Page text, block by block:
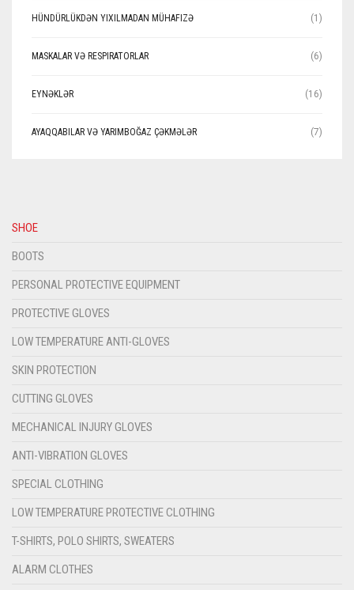
HÜNDÜRLÜKDƏN YIXILMADAN MÜHAFIZƏ (1)
MASKALAR VƏ RESPIRATORLAR (6)
EYNƏKLƏR (16)
AYAQQABILAR VƏ YARIMBOĞAZ ÇƏKMƏLƏR (7)
SHOE
BOOTS
PERSONAL PROTECTIVE EQUIPMENT
PROTECTIVE GLOVES
LOW TEMPERATURE ANTI-GLOVES
SKIN PROTECTION
CUTTING GLOVES
MECHANICAL INJURY GLOVES
ANTI-VIBRATION GLOVES
SPECIAL CLOTHING
LOW TEMPERATURE PROTECTIVE CLOTHING
T-SHIRTS, POLO SHIRTS, SWEATERS
ALARM CLOTHES